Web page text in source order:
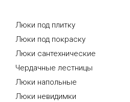
Люки под плитку
Люки под покраску
Люки сантехнические
Чердачные лестницы
Люки напольные
Люки невидимки